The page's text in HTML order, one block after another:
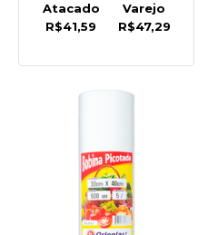
Atacado
R$41,59
Varejo
R$47,29